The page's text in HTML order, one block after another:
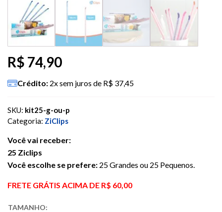
R$ 74,90
Crédito: 2x sem juros de R$ 37,45
SKU: kit25-g-ou-p
Categoria: ZiClips
Você vai receber:
25 Ziclips
Você escolhe se prefere: 25 Grandes ou 25 Pequenos.
FRETE GRÁTIS ACIMA DE R$ 60,00
TAMANHO: